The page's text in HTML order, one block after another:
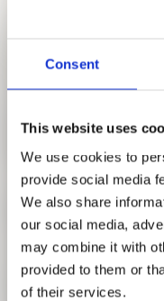
Consent
This website uses
We use cookies to
provide social media
We also share
our social media,
may combine it with
provided to them or
of their services.
Seed Funding Research
Arbeiten am Modell:
kulturhistorisches
Dr. Rainer
Heinz Isler zählt zu
Schweizer
20. Jahrhunderts.
verwahrter Nachlass
Ingenieurs, der unter